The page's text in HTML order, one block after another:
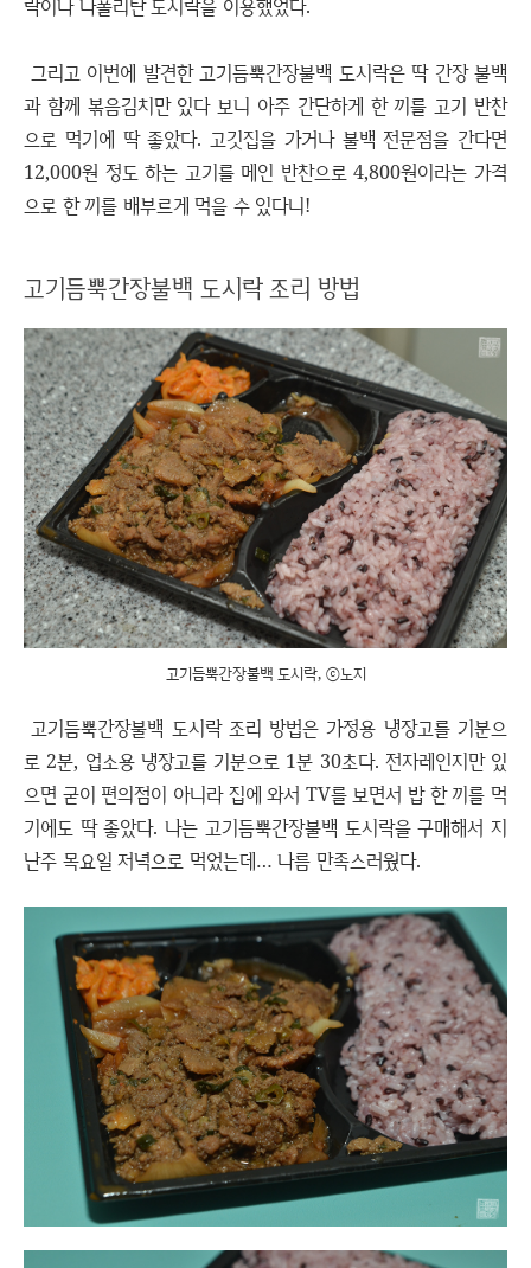
락이나 나폴리탄 도시락을 이용했었다.
그리고 이번에 발견한 고기듬뿍간장불백 도시락은 딱 간장 불백
과 함께 볶음김치만 있다 보니 아주 간단하게 한 끼를 고기 반찬
으로 먹기에 딱 좋았다. 고깃집을 가거나 불백 전문점을 간다면
12,000원 정도 하는 고기를 메인 반찬으로 4,800원이라는 가격
으로 한 끼를 배부르게 먹을 수 있다니!
고기듬뿍간장불백 도시락 조리 방법
고기듬뿍간장불백 도시락, ⓒ노지
고기듬뿍간장불백 도시락 조리 방법은 가정용 냉장고를 기분으
로 2분, 업소용 냉장고를 기분으로 1분 30초다. 전자레인지만 있
으면 굳이 편의점이 아니라 집에 와서 TV를 보면서 밥 한 끼를 먹
기에도 딱 좋았다. 나는 고기듬뿍간장불백 도시락을 구매해서 지
난주 목요일 저녁으로 먹었는데… 나름 만족스러웠다.